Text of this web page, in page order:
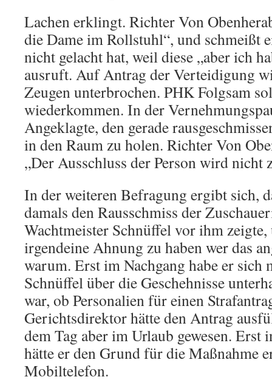
Lachen erklingt. Richter Von
die Dame im Rollstuhl“, und schmeißt
nicht gelacht hat, weil diese „aber ich
ausruft. Auf Antrag der Verteidigung
Zeugen unterbrochen. PHK Folgsam
wiederkommen. In der
Angeklagte, den gerade
in den Raum zu holen. Richter Von
„Der Ausschluss der Person wird nicht
In der weiteren Befragung ergibt sich,
damals den Rausschmiss der
Wachtmeister Schnüffel vor ihm zeigte,
irgendeine Ahnung zu haben wer das
warum. Erst im Nachgang habe er sich
Schnüffel über die Geschehnisse
war, ob Personalien für einen
Gerichtsdirektor hätte den Antrag
dem Tag aber im Urlaub gewesen. Erst
hätte er den Grund für die Maßnahme
Mobiltelefon.